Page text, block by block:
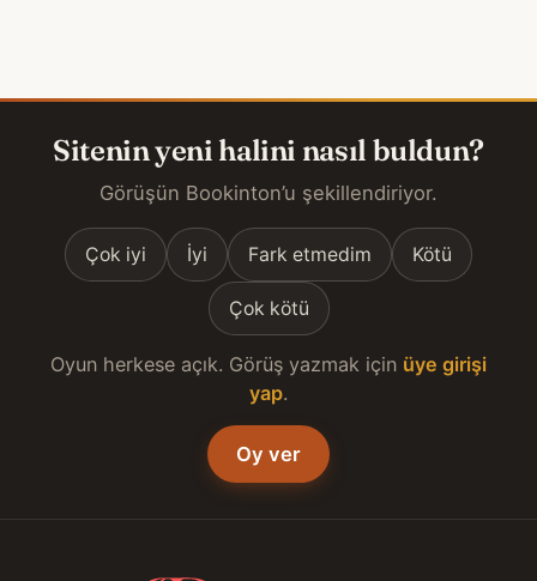
Sitenin yeni halini nasıl buldun?
Görüşün Bookinton’u şekillendiriyor.
Çok iyi İyi Fark etmedim Kötü
Çok kötü
Oyun herkese açık. Görüş yazmak için üye girişi
yap.
Oy ver